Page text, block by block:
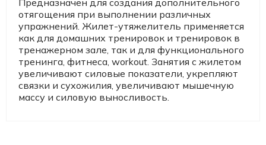
Предназначен для создания дополнительного
отягощения при выполнении различных
упражнений. Жилет-утяжелитель применяется
как для домашних тренировок и тренировок в
тренажерном зале, так и для функционального
тренинга, фитнеса, workout. Занятия с жилетом
увеличивают силовые показатели, укрепляют
связки и сухожилия, увеличивают мышечную
массу и силовую выносливость.